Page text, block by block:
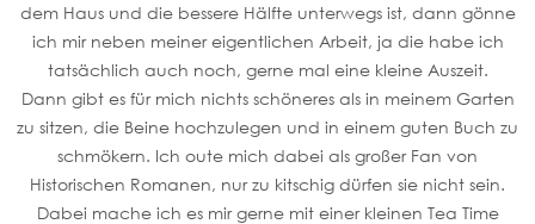
dem Haus und die bessere Hälfte unterwegs ist, dann gönne
ich mir neben meiner eigentlichen Arbeit, ja die habe ich
tatsächlich auch noch, gerne mal eine kleine Auszeit.
Dann gibt es für mich nichts schöneres als in meinem Garten
zu sitzen, die Beine hochzulegen und in einem guten Buch zu
schmökern. Ich oute mich dabei als großer Fan von
Historischen Romanen, nur zu kitschig dürfen sie nicht sein.
Dabei mache ich es mir gerne mit einer kleinen Tea Time